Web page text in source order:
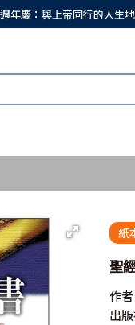
年慶：與上帝同行的人生地
紙
聖
作者
出版